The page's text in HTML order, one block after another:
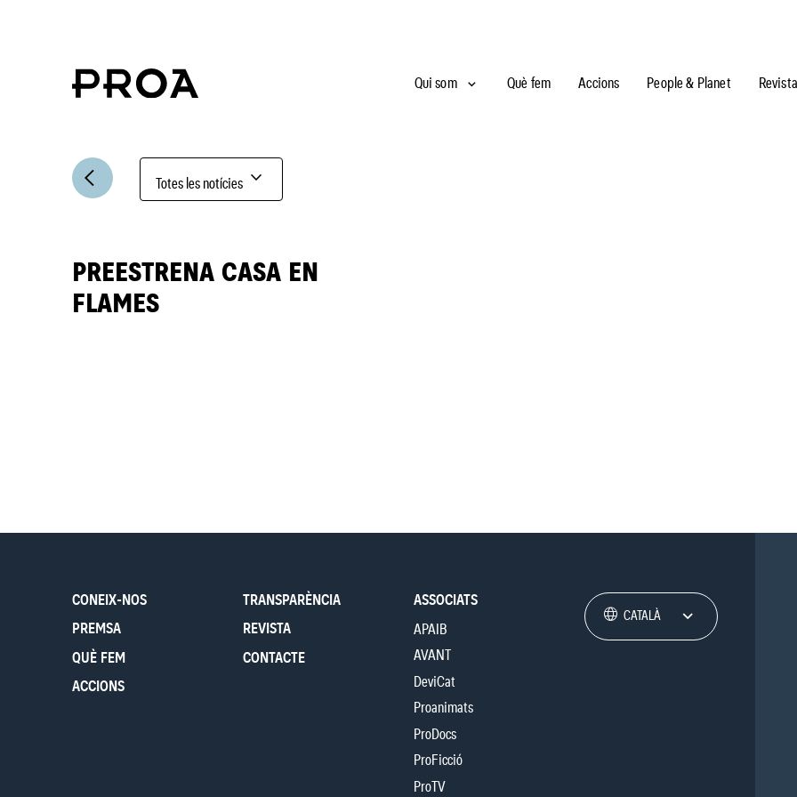
Qui som Què fem Accions People & Planet Revista
arrow_back_ios Totes les notícies expand_more
PREESTRENA CASA EN
FLAMES
CONEIX-NOS
PREMSA
QUÈ FEM
ACCIONS
TRANSPARÈNCIA
REVISTA
CONTACTE
ASSOCIATS
APAIB
AVANT
DeviCat
Proanimats
ProDocs
ProFicció
ProTV
CATALÀ